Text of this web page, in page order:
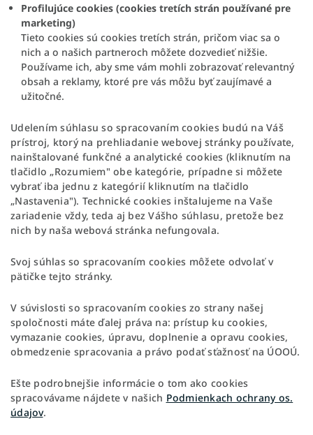
Profilujúce cookies (cookies tretích strán používané pre
marketing)
Tieto cookies sú cookies tretích strán, pričom viac sa o
nich a o našich partneroch môžete dozvedieť nižšie.
Používame ich, aby sme vám mohli zobrazovať relevantný
obsah a reklamy, ktoré pre vás môžu byť zaujímavé a
užitočné.
Udelením súhlasu so spracovaním cookies budú na Váš
prístroj, ktorý na prehliadanie webovej stránky používate,
nainštalované funkčné a analytické cookies (kliknutím na
tlačidlo „Rozumiem" obe kategórie, prípadne si môžete
vybrať iba jednu z kategórií kliknutím na tlačidlo
„Nastavenia"). Technické cookies inštalujeme na Vaše
zariadenie vždy, teda aj bez Vášho súhlasu, pretože bez
nich by naša webová stránka nefungovala.
Svoj súhlas so spracovaním cookies môžete odvolať v
pätičke tejto stránky.
V súvislosti so spracovaním cookies zo strany našej
spoločnosti máte ďalej práva na: prístup ku cookies,
vymazanie cookies, úpravu, doplnenie a opravu cookies,
obmedzenie spracovania a právo podať sťažnosť na ÚOOÚ.
Ešte podrobnejšie informácie o tom ako cookies
spracovávame nájdete v našich Podmienkach ochrany os.
údajov.